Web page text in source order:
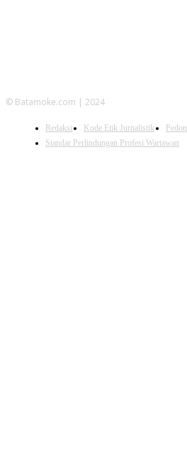
© Batamoke.com | 2024
Redaksi Kode Etik Jurnalistik
Standar Perlindungan Profesi Wartawan